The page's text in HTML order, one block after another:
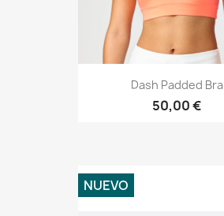
Dash Padded Bra
50,00 €
NUEVO